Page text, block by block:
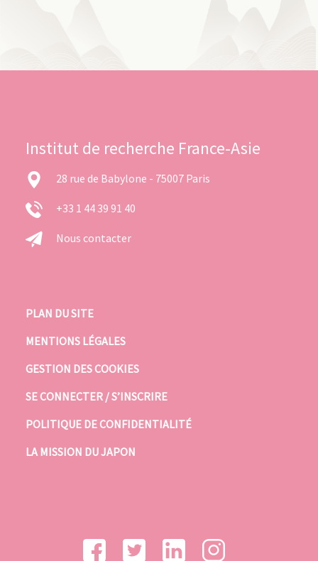
Institut de recherche France-Asie
28 rue de Babylone - 75007 Paris
+33 1 44 39 91 40
Nous contacter
PLAN DU SITE
MENTIONS LÉGALES
GESTION DES COOKIES
SE CONNECTER / S’INSCRIRE
POLITIQUE DE CONFIDENTIALITÉ
LA MISSION DU JAPON